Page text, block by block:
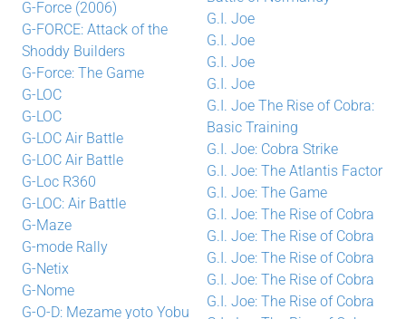
G-Force (2006)
G-FORCE: Attack of the
Shoddy Builders
G-Force: The Game
G-LOC
G-LOC
G-LOC Air Battle
G-LOC Air Battle
G-Loc R360
G-LOC: Air Battle
G-Maze
G-mode Rally
G-Netix
G-Nome
G-O-D: Mezame yoto Yobu
G.I. Joe
G.I. Joe
G.I. Joe
G.I. Joe
G.I. Joe The Rise of Cobra:
Basic Training
G.I. Joe: Cobra Strike
G.I. Joe: The Atlantis Factor
G.I. Joe: The Game
G.I. Joe: The Rise of Cobra
G.I. Joe: The Rise of Cobra
G.I. Joe: The Rise of Cobra
G.I. Joe: The Rise of Cobra
G.I. Joe: The Rise of Cobra